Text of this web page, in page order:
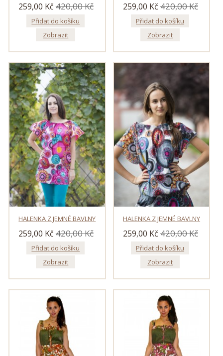
259,00 Kč 420,00 Kč
Přidat do košíku
Zobrazit
259,00 Kč 420,00 Kč
Přidat do košíku
Zobrazit
HALENKA Z JEMNÉ BAVLNY
259,00 Kč 420,00 Kč
Přidat do košíku
Zobrazit
HALENKA Z JEMNÉ BAVLNY
259,00 Kč 420,00 Kč
Přidat do košíku
Zobrazit